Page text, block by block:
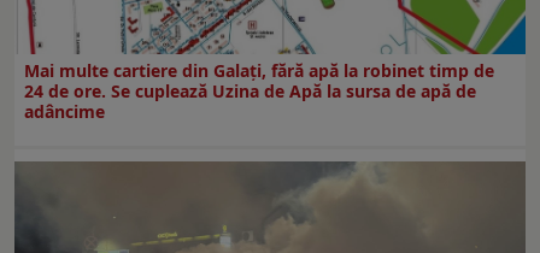
Mai multe cartiere din Galați, fără apă la robinet timp de
24 de ore. Se cuplează Uzina de Apă la sursa de apă de
adâncime